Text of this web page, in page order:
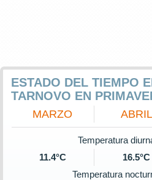
ESTADO DEL TIEMPO
TARNOVO EN
MARZO ABRIL
Temperatura
11.4°C
16.5°C
Temperatura